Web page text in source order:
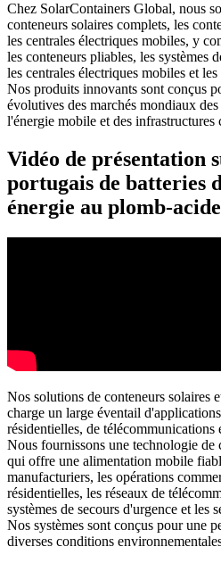
Chez SolarContainers Global, nous
conteneurs solaires complets, les
les centrales électriques mobiles, y
les conteneurs pliables, les systèmes
les centrales électriques mobiles et
Nos produits innovants sont conçus
évolutives des marchés mondiaux
l'énergie mobile et des infrastructures
Vidéo de présentation
portugais de batteries
énergie au plomb-acide
Nos solutions de conteneurs solaires
charge un large éventail
résidentielles, de télécommunications
Nous fournissons une technologie de
qui offre une alimentation mobile
manufacturiers, les opérations
résidentielles, les réseaux de
systèmes de secours d'urgence et les
Nos systèmes sont conçus pour une
diverses conditions